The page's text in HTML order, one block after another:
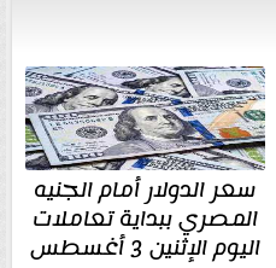
سعر الدولار أمام الجنيه
المصري ببداية تعاملات
اليوم الإثنين 3 أغسطس